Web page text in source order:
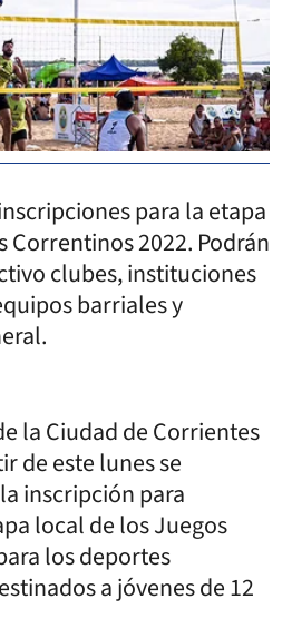
para la etapa
Correntinos 2022. Podrán
clubes, instituciones
barriales y
la Ciudad de Corrientes
de este lunes se
inscripción para
local de los Juegos
los deportes
a jóvenes de 12